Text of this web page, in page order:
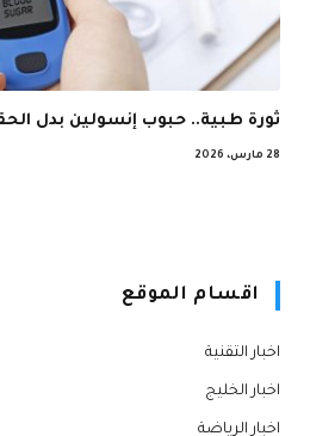
ثورة طبية.. حبوب إنسولين بدل
28 مارس، 2026
اقسام الموقع
اخبار التقنية
اخبار الخليج
اخبار الرياضة